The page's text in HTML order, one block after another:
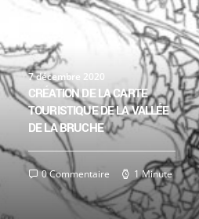
7 décembre 2020
CRÉATION DE LA CARTE
TOURISTIQUE DE LA VALLÉE
DE LA BRUCHE
0 Commentaire 1 Minute